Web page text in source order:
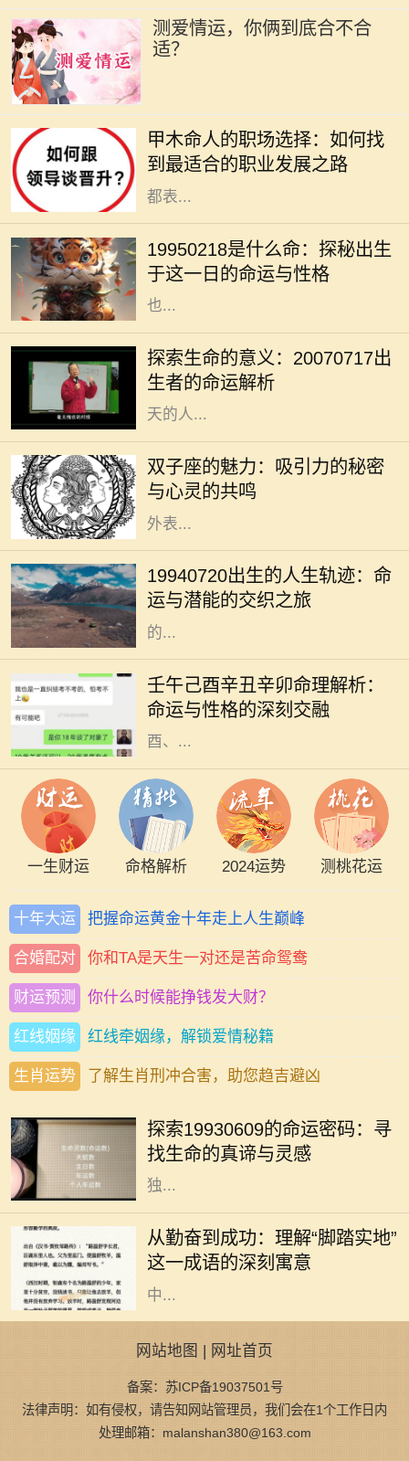
测爱情运，你俩到底合不合
适？
甲木命人的职场选择：如何找
到最适合的职业发展之路
一，象征着生机、成长和发展。甲木
命的人如同春天的树木，充满了生命
力和创造力。他们在人际关系中通常
都表...
19950218是什么命：探秘出生
于这一日的命运与性格
在中国传统文化中，八字命理被视为
解读一个人命运的重要工具。1995年
2月18日出生的人，正好是在农历正
月初十，这一天在五行八字中的影响
也...
探索生命的意义：20070717出
生者的命运解析
在我们的人生旅程中，每个生命的诞
生都注定有其独特的意义与使命。
20070717这个特殊的日期，隐含着
丰富的数字哲学，昭示着出生在这一
天的人...
双子座的魅力：吸引力的秘密
与心灵的共鸣
双子座是个富有魅力的星座，生于5
月21日至6月20日之间的双子们，凭
借其机智与灵活的个性，成为社交场
合的明星。他们的吸引力不单来源于
外表...
19940720出生的人生轨迹：命
运与潜能的交织之旅
在众多的出生日期中，1994年7月20
日这一日具有其独特的意义。对于这
一日出生的人来说，他们的命运似乎
注定要与众不同。每个人都希望自己
的...
壬午己酉辛丑辛卯命理解析：
命运与性格的深刻交融
在浩瀚的命理学中，五行八字被视为
解读一个人命运的重要工具。不同的
命格拥有各自独特的性格特征与运势
走向。今天，我们将针对壬午、己
酉、...
一生财运 命格解析 2024运势 测桃花运
十年大运 把握命运黄金十年走上人生巅峰
合婚配对 你和TA是天生一对还是苦命鸳鸯
财运预测 你什么时候能挣钱发大财？
红线姻缘 红线牵姻缘，解锁爱情秘籍
生肖运势 了解生肖刑冲合害，助您趋吉避凶
探索19930609的命运密码：寻
找生命的真谛与灵感
四季更迭，岁月如梭，人生轨迹中总
望过往，反思前行。在这个多元化的
时代，每一个出生日期都似乎蕴藏着
独...
从勤奋到成功：理解“脚踏实地”
这一成语的深刻寓意
在人生的旅途中，成功往往不是一蹴
而就的事情，而是一个不断努力、不
断奋斗的过程。在这个过程中，许多
成语成为我们学习和生活的指南。其
中...
网站地图 | 网址首页
备案：苏ICP备19037501号
法律声明：如有侵权，请告知网站管理员，我们会在1个工作日内
处理邮箱：malanshan380@163.com